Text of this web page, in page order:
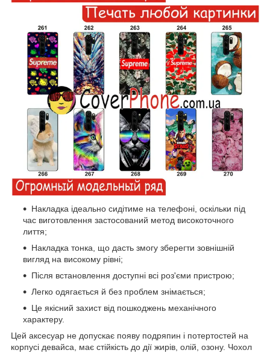
Накладка ідеально сидітиме на телефоні, оскільки під
час виготовлення застосований метод високоточного
лиття;
Накладка тонка, що дасть змогу зберегти зовнішній
вигляд на високому рівні;
Після встановлення доступні всі роз'єми пристрою;
Легко одягається й без проблем знімається;
Це якісний захист від пошкоджень механічного
характеру.
Цей аксесуар не допускає появу подряпин і потертостей на
корпусі девайса, має стійкість до дії жирів, олій, озону. Чохол